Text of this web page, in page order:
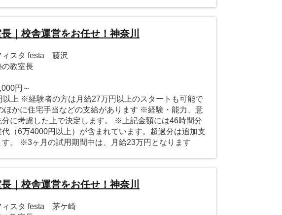
｜校舎運営をお任せ！神奈川
ィスタ festa 藤沢
の教室長
円～
以上 ※経験者の方は月給27万円以上のスタートも可能で
かに住宅手当などの支給があります ※経験・能力、意
分に考慮した上で決定します。 ※上記金額には46時間分
（6万4000円以上）が含まれています。超過分は追加支
す。 ※3ヶ月の試用期間中は、月給23万円となります
｜校舎運営をお任せ！神奈川
ィスタ festa 茅ケ崎